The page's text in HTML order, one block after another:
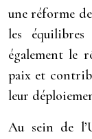
une réforme
les
également le
paix et
leur
Au sein de